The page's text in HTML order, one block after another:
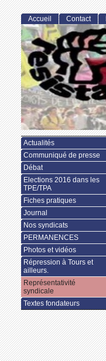
Accueil Contact
Actualités
Communiqué de presse
Débat
Elections 2016 dans les
TPE/TPA
Fiches pratiques
Journal
Nos syndicats
PERMANENCES
Photos et vidéos
Répression à Tours et
ailleurs.
Représentativité
syndicale
Textes fondateurs